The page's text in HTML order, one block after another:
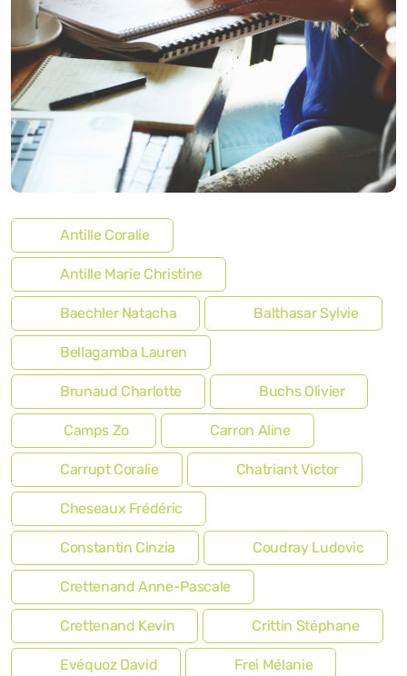
Antille Coralie
Antille Marie Christine
Baechler Natacha Balthasar Sylvie
Bellagamba Lauren
Brunaud Charlotte Buchs Olivier
Camps Zo Carron Aline
Carrupt Coralie Chatriant Victor
Cheseaux Frédéric
Constantin Cinzia Coudray Ludovic
Crettenand Anne-Pascale
Crettenand Kevin Crittin Stéphane
Evéquoz David Frei Mélanie